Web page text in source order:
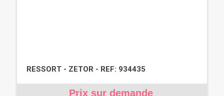
RESSORT - ZETOR - REF: 934435
Prix sur demande